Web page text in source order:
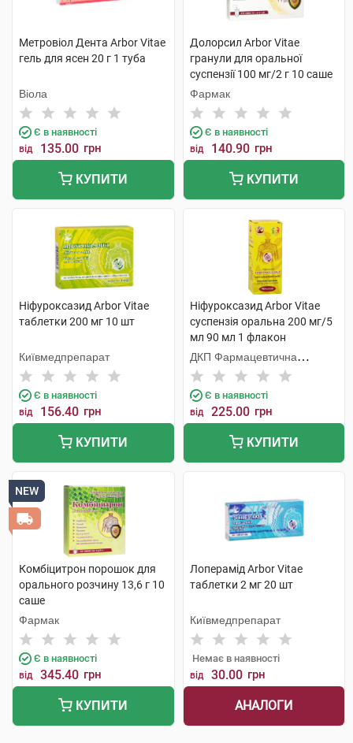
Метровіол Дента Arbor Vitae
гель для ясен 20 г 1 туба
Віола
Є в наявності
від 135.00 грн
КУПИТИ
Долорсил Arbor Vitae
гранули для оральної
суспензії 100 мг/2 г 10 саше
Фармак
Є в наявності
від 140.90 грн
КУПИТИ
Ніфуроксазид Arbor Vitae
таблетки 200 мг 10 шт
Київмедпрепарат
Є в наявності
від 156.40 грн
КУПИТИ
Ніфуроксазид Arbor Vitae
суспензія оральна 200 мг/5
мл 90 мл 1 флакон
ДКП Фармацевтична
фабрика
Є в наявності
від 225.00 грн
КУПИТИ
NEW
Комбіцитрон порошок для
орального розчину 13,6 г 10
саше
Фармак
Є в наявності
від 345.40 грн
КУПИТИ
Лоперамід Arbor Vitae
таблетки 2 мг 20 шт
Київмедпрепарат
Немає в наявності
від 30.00 грн
АНАЛОГИ